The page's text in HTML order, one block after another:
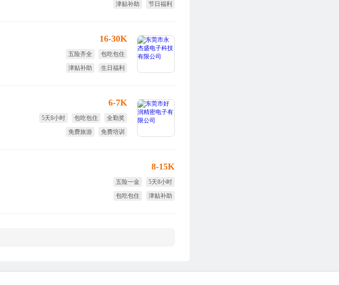
津贴补助
节日福利
16-30K
五险齐全
包吃包住
津贴补助
生日福利
6-7K
5天8小时 包吃包住
全勤奖
免费旅游
免费培训
8-15K
五险一金
5天8小时
包吃包住
津贴补助